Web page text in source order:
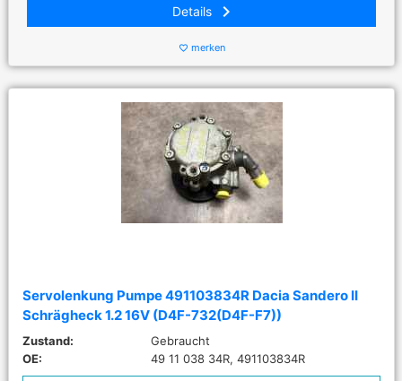
Details keyboard_arrow_right
favorite_border merken
Servolenkung Pumpe 491103834R Dacia Sandero II
Schrägheck 1.2 16V (D4F-732(D4F-F7))
Zustand:
Gebraucht
OE:
49 11 038 34R, 491103834R